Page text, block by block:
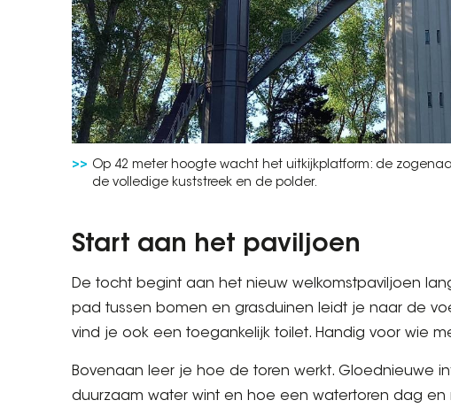
Op 42 meter hoogte wacht het uitkijkplatform: de
de volledige kuststreek en de polder.
Start aan het paviljoen
De tocht begint aan het nieuw welkomstpaviljoen
pad tussen bomen en grasduinen leidt je naar de
vind je ook een toegankelijk toilet. Handig voor wie
Bovenaan leer je hoe de toren werkt. Gloednieuwe
duurzaam water wint en hoe een watertoren dag